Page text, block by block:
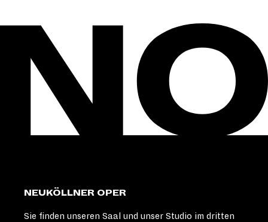
NEUKÖLLNER OPER
Sie finden unseren Saal und unser Studio im dritten